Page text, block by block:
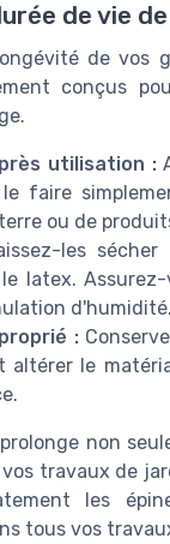
de vie
de vos
conçus
utilisation :
le faire
ou de
les
le latex.
d'humidité.
:
altérer le
non
travaux de
les
tous vos